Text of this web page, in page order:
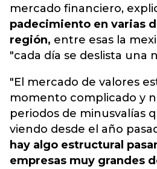
mercado financiero,
padecimiento en varias
región, entre esas la
"cada día se deslista una
"El mercado de valores
momento complicado y
periodos de minusvalías
viendo desde el año
hay algo estructural
empresas muy grandes